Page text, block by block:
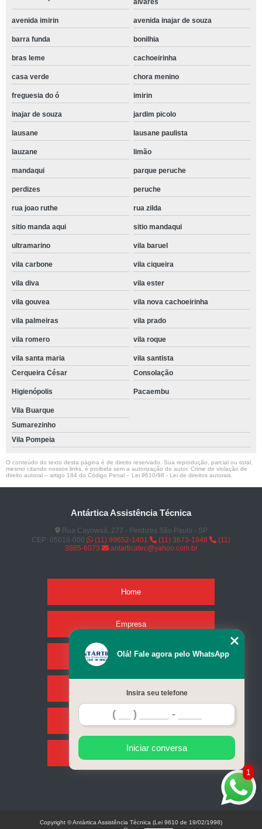
alvares
avenida imirin avenida inajar de souza
barra funda bonilhia
bras leme cachoeirinha
casa verde chora menino
freguesia do ó imirin
inajar de souza jardim picolo
lausane lausane paulista
lauzane limão
mandaqui parque peruche
perdizes peruche
rua joao ruthe rua zilda
sitio manda aqui sitio mandaqui
ultramarino vila baruel
vila carbone vila ciqueira
vila diva vila ester
vila gouvea vila nova cachoeirinha
vila palmeiras vila prado
vila romero vila roque
vila santa maria
vila santista
Cerqueira César
Consolação
Higienópolis Pacaembu
Vila Buarque
Sumarezinho
Vila Pompeia
O conteúdo do texto desta página é de direito reservado. Sua reprodução, parcial ou total,
mesmo citando nossos links, é proibida sem a autorização do autor. Crime de violação de
direito autoral – artigo 184 do Código Penal – Lei 9610/98 - Lei de direitos autorais
Antártica Assistência Técnica
Rua Cayowaá, 277 - Perdizes São Paulo - SP
CEP: 05018-000
(11) 99652-1401 (11) 3673-1948
(11)
3865-6073
antarticatec@yahoo.com.br
Home
Empresa
Missão
Serviços
Contato
Mapa do site
1
Olá! Fale agora pelo WhatsApp
Insira seu telefone
Iniciar conversa
Copyright © Antártica Assistência Técnica (Lei 9610 de 19/02/1998)